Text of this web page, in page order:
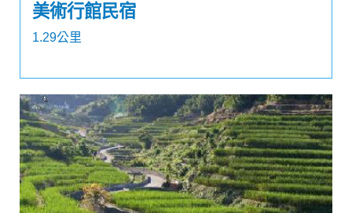
美術行館民宿
1.29公里